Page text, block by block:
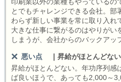
とでもチャレンジできる会社。部
わらず新しい事業を常に取り入れ
大きな仕事に繋がるのはやりがい
しまうが、会社からのバックアッ
悪い点
昇給がほとんどない
昇給がほとんどない。年功序列感
ば良いほうで、あっても2,000～